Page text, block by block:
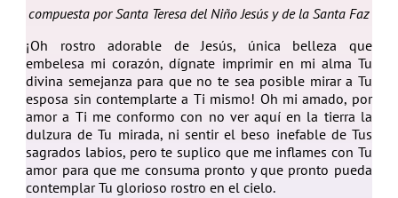
compuesta por Santa Teresa del Niño Jesús y de la Santa Faz
¡Oh rostro adorable de Jesús, única belleza que
embelesa mi corazón, dígnate imprimir en mi alma Tu
divina semejanza para que no te sea posible mirar a Tu
esposa sin contemplarte a Ti mismo! Oh mi amado, por
amor a Ti me conformo con no ver aquí en la tierra la
dulzura de Tu mirada, ni sentir el beso inefable de Tus
sagrados labios, pero te suplico que me inflames con Tu
amor para que me consuma pronto y que pronto pueda
contemplar Tu glorioso rostro en el cielo.